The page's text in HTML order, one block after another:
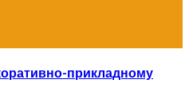
прикладному